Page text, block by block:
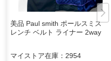
美品 Paul smith ポールスミス ト
レンチ ベルト ライナー 2way
マイストア在庫： 2954